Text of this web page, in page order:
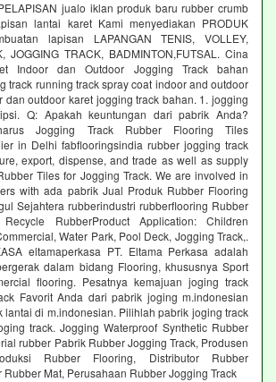
jualo iklan produk baru rubber crumb
lantai karet Kami menyediakan PRODUK
lapisan LAPANGAN TENIS, VOLLEY,
JOGGING TRACK, BADMINTON,FUTSAL. Cina
Indoor dan Outdoor Jogging Track bahan
track running track spray coat indoor and outdoor
dan outdoor karet jogging track bahan. 1. jogging
Q: Apakah keuntungan dari pabrik Anda?
Jogging Track Rubber Flooring Tiles
in Delhi fabflooringsindia rubber jogging track
export, dispense, and trade as well as supply
Tiles for Jogging Track. We are involved in
with ada pabrik Jual Produk Rubber Flooring
Sejahtera rubberindustri rubberflooring Rubber
RubberProduct Application: Children
Water Park, Pool Deck, Jogging Track,.
eltamaperkasa PT. Eltama Perkasa adalah
dalam bidang Flooring, khususnya Sport
flooring. Pesatnya kemajuan joging track
Favorit Anda dari pabrik joging m.indonesian
lantai di m.indonesian. Pilihlah pabrik joging track
track. Jogging Waterproof Synthetic Rubber
rubber Pabrik Rubber Jogging Track, Produsen
Rubber Flooring, Distributor Rubber
Rubber Mat, Perusahaan Rubber Jogging Track